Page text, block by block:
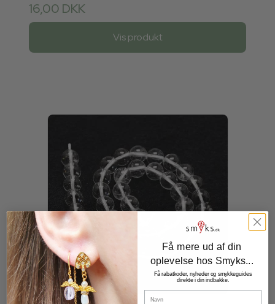
16,00 DKK
Vis produkt
Få mere ud af din
oplevelse hos Smyks...
Få rabatkoder, nyheder og smykkeguides
direkte i din indbakke.
Navn